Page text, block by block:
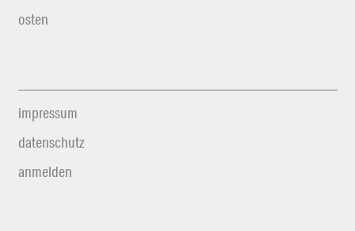
osten
impressum
datenschutz
anmelden